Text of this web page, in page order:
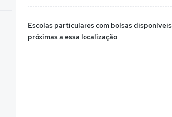
Escolas particulares com bolsas disponíveis
próximas a essa localização